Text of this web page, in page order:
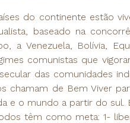
do continente estão
baseado na
a Venezuela, Bolívia,
comunistas que
das comunidades
chamam de Bem Viver
e o mundo a partir do sul.
têm como meta: 1-